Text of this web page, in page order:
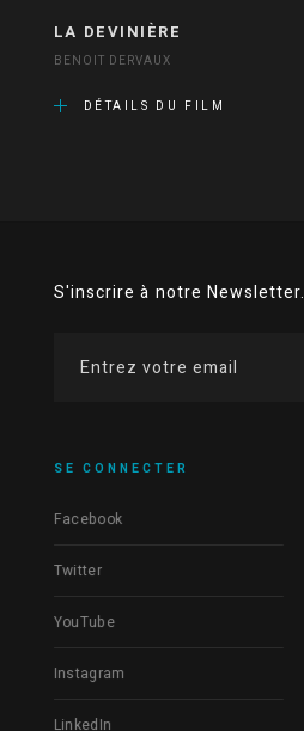
LA DEVINIÈRE
BENOIT DERVAUX
DÉTAILS DU FILM
S'inscrire à notre Newsletter.
SE CONNECTER
Facebook
Twitter
YouTube
Instagram
LinkedIn